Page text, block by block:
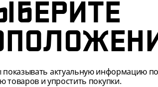
показывать актуальную информацию
товаров и упростить покупки.